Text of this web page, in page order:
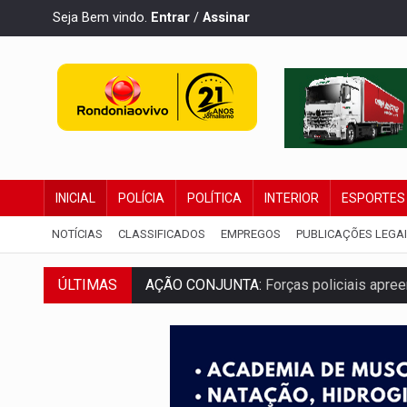
Seja Bem vindo. Entrar / Assinar
INICIAL POLÍCIA POLÍTICA INTERIOR ESPORTES
NOTÍCIAS CLASSIFICADOS EMPREGOS PUBLICAÇÕES
ÚLTIMAS AÇÃO CONJUNTA: Forças policiais
PF ESTÁ APURANDO:Flávio Bolsonaro
NO CENTRO: Colisão entre ônibus e
ELEIÇÕES 2026:Candidato a deputado